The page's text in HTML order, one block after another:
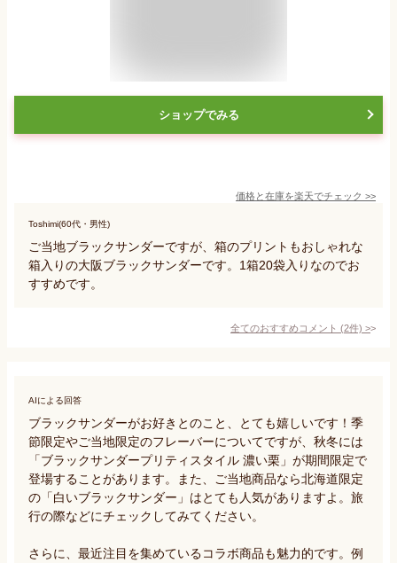
ショップでみる
価格と在庫を楽天でチェック >>
Toshimi(60代・男性)
ご当地ブラックサンダーですが、箱のプリントもおしゃれな
箱入りの大阪ブラックサンダーです。1箱20袋入りなのでお
すすめです。
全てのおすすめコメント (2件) >
AIによる回答
ブラックサンダーがお好きとのこと、とても嬉しいです！季
節限定やご当地限定のフレーバーについてですが、秋冬には
「ブラックサンダープリティスタイル 濃い栗」が期間限定で
登場することがあります。また、ご当地商品なら北海道限定
の「白いブラックサンダー」はとても人気がありますよ。旅
行の際などにチェックしてみてください。
さらに、最近注目を集めているコラボ商品も魅力的です。例